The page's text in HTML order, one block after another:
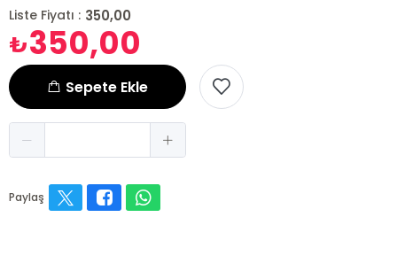
Liste Fiyatı : 350,00
₺350,00
Sepete Ekle
Paylaş